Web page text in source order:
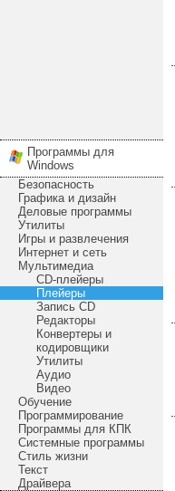
Программы для
Windows
Безопасность
Графика и дизайн
Деловые программы
Утилиты
Игры и развлечения
Интернет и сеть
Мультимедиа
CD-плейеры
Плейеры
Запись CD
Редакторы
Конвертеры и
кодировщики
Утилиты
Аудио
Видео
Обучение
Программирование
Программы для КПК
Системные программы
Стиль жизни
Текст
Драйвера